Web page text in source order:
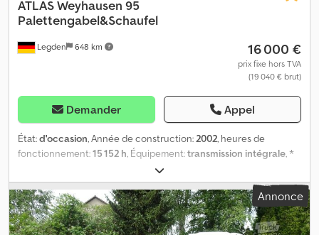
Legden 648 km
ATLASWeyhausen 95
Palettengabel&Schaufel
16 000 €
prix fixe hors TVA
(19 040 € brut)
Demander Appel
État:d'occasion, Année de construction:2002, heures de
fonctionnement:15 152 h, Équipement:transmission intégrale, *
Fourche à palettes & godet * Cabine fermée * Hydraulique avant
* Puissance moteur : 74 kW * Année de fabrication : 2002 * Phares
de travail ----Numéro de véhicule interne 9531----Sous réserve
d’erreur et de vente intermédiaire Support WhatsApp disponible !
Pour toute question sur le véhicule ou pour plus d’informations,
Annonce